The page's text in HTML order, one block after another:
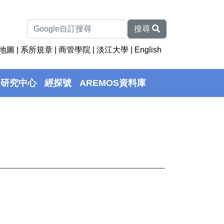
搜尋
圖 系所規章 |商管學院 |淡江大學 English
研究中心 經探號 AREMOS資料庫